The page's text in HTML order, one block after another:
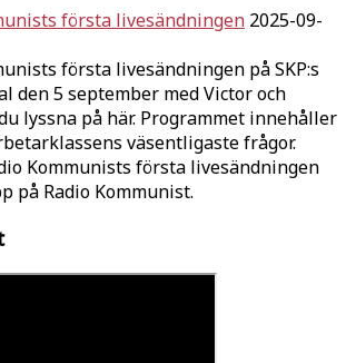
första livesändningen 2025-09-
första livesändningen på SKP:s
den 5 september med Victor och
lyssna på här. Programmet innehåller
väsentligaste frågor.
Kommunists första livesändningen
på Radio Kommunist.